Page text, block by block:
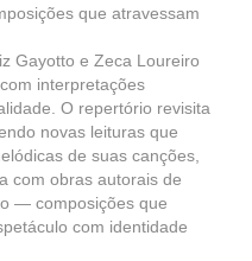
que atravessam
Gayotto e Zeca Loureiro
interpretações
O repertório revisita
novas leituras que
de suas canções,
com obras autorais de
— composições que
com identidade